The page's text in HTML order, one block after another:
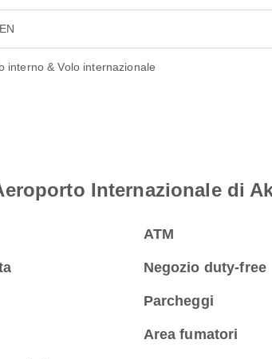
interno & Volo internazionale
Internazionale di
ATM
Negozio duty-free
Parcheggi
Area fumatori